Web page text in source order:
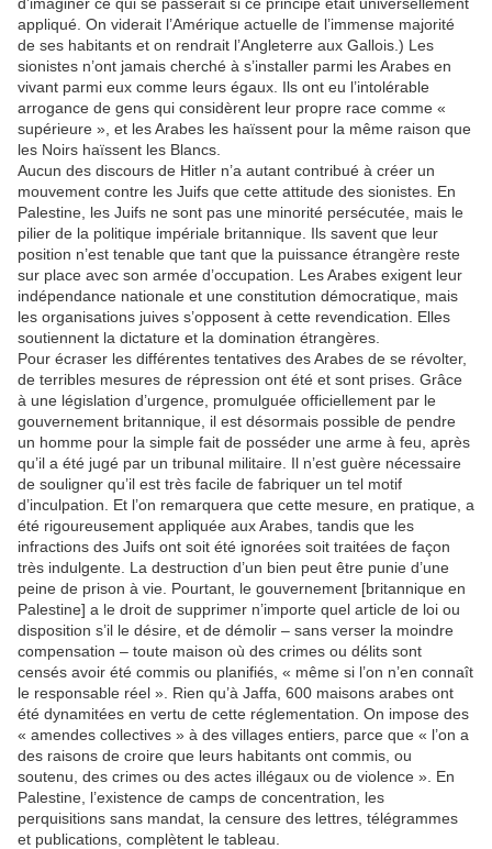
appliqué. On viderait l’Amérique actuelle de l’immense majorité
de ses habitants et on rendrait l’Angleterre aux Gallois.) Les
sionistes n’ont jamais cherché à s’installer parmi les Arabes en
vivant parmi eux comme leurs égaux. Ils ont eu l’intolérable
arrogance de gens qui considèrent leur propre race comme «
supérieure », et les Arabes les haïssent pour la même raison que
les Noirs haïssent les Blancs.
Aucun des discours de Hitler n’a autant contribué à créer un
mouvement contre les Juifs que cette attitude des sionistes. En
Palestine, les Juifs ne sont pas une minorité persécutée, mais le
pilier de la politique impériale britannique. Ils savent que leur
position n’est tenable que tant que la puissance étrangère reste
sur place avec son armée d’occupation. Les Arabes exigent leur
indépendance nationale et une constitution démocratique, mais
les organisations juives s’opposent à cette revendication. Elles
soutiennent la dictature et la domination étrangères.
Pour écraser les différentes tentatives des Arabes de se révolter,
de terribles mesures de répression ont été et sont prises. Grâce
à une législation d’urgence, promulguée officiellement par le
gouvernement britannique, il est désormais possible de pendre
un homme pour la simple fait de posséder une arme à feu, après
qu’il a été jugé par un tribunal militaire. Il n’est guère nécessaire
de souligner qu’il est très facile de fabriquer un tel motif
d’inculpation. Et l’on remarquera que cette mesure, en pratique, a
été rigoureusement appliquée aux Arabes, tandis que les
infractions des Juifs ont soit été ignorées soit traitées de façon
très indulgente. La destruction d’un bien peut être punie d’une
peine de prison à vie. Pourtant, le gouvernement [britannique en
Palestine] a le droit de supprimer n’importe quel article de loi ou
disposition s’il le désire, et de démolir – sans verser la moindre
compensation – toute maison où des crimes ou délits sont
censés avoir été commis ou planifiés, « même si l’on n’en connaît
le responsable réel ». Rien qu’à Jaffa, 600 maisons arabes ont
été dynamitées en vertu de cette réglementation. On impose des
« amendes collectives » à des villages entiers, parce que « l’on a
des raisons de croire que leurs habitants ont commis, ou
soutenu, des crimes ou des actes illégaux ou de violence ». En
Palestine, l’existence de camps de concentration, les
perquisitions sans mandat, la censure des lettres, télégrammes
et publications, complètent le tableau.